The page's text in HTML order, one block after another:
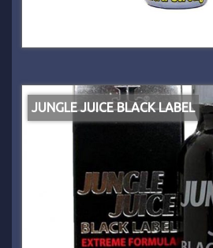
JUNGLE JUICE BLACK LABEL